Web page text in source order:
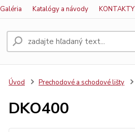
Galéria Katalógy a návody KONTAKTY
Úvod Prechodové a schodové lišty
DKO400